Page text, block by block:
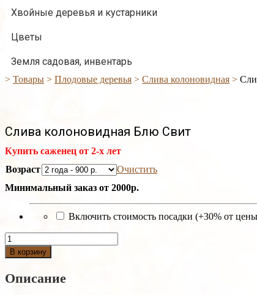
Хвойные деревья и кустарники
Цветы
Земля садовая, инвентарь
> Товары > Плодовые деревья > Слива колоновидная >
Слива колоновидная Блю Свит
Купить саженец от 2-х лет
Возраст
Очистить
Минимальный заказ от 2000р.
Включить стоимость посадки (+30% от
Количество
Слива
колоновидная
Свит
В корзину
Описание